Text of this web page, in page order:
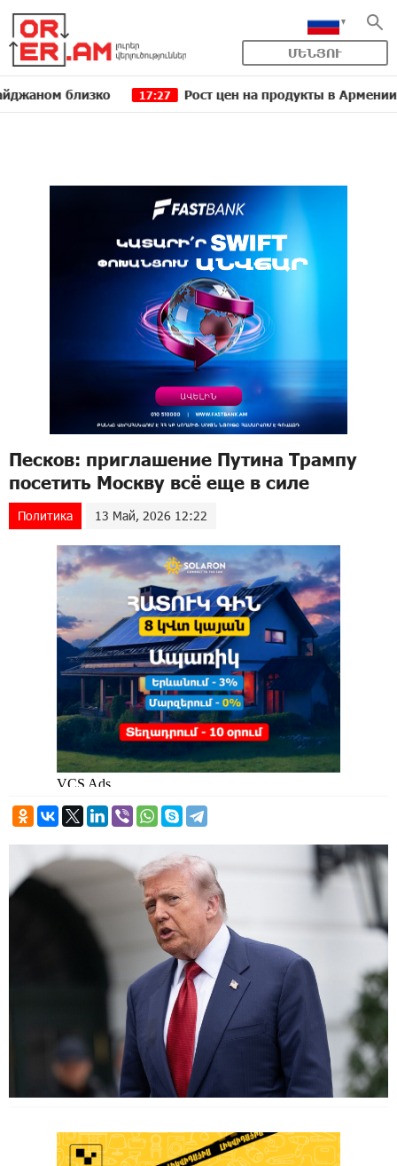
ՄԵՆՅՈՒ
близко 17:27 Рост цен на продукты в Армении
Песков: приглашение Путина Трампу
посетить Москву всё еще в силе
Политика 13 Май, 2026 12:22